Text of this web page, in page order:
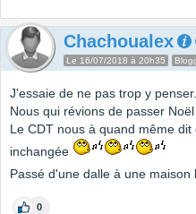
Chachoualex
Le 16/07/2018 à 20h35
J'essaie de ne pas trop y penser.
Nous qui révions de passer
Le CDT nous à quand même
inchangée
Passé d'une dalle à une
0